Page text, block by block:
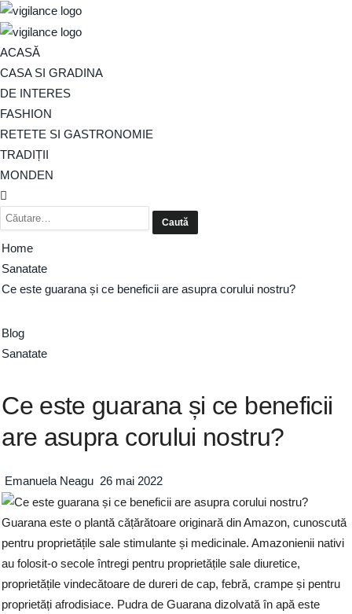
ACASĂ
CASA SI GRADINA
DE INTERES
FASHION
RETETE SI GASTRONOMIE
TRADIȚII
MONDEN
Home
Sanatate
Ce este guarana și ce beneficii are asupra corului nostru?
Blog
Sanatate
Ce este guarana și ce beneficii
are asupra corului nostru?
Emanuela Neagu 26 mai 2022
Guarana este o plantă cățărătoare originară din Amazon, cunoscută
pentru proprietățile sale stimulante și medicinale. Amazonienii nativi
au folosit-o secole întregi pentru proprietățile sale diuretice,
proprietățile vindecătoare de dureri de cap, febră, crampe și pentru
proprietăți afrodisiace. Pudra de Guarana dizolvată în apă este